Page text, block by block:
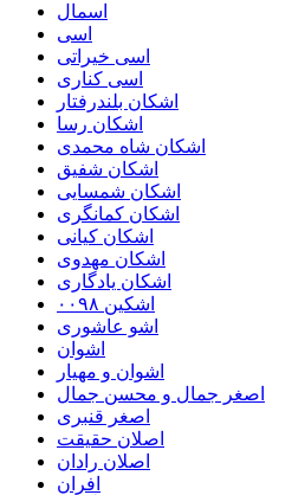
اسمال
اسی
اسی خیراتی
اسی کناری
اشکان بلندرفتار
اشکان رسا
اشکان شاه محمدی
اشکان شفیق
اشکان شمسایی
اشکان‌ کمانگری
اشکان کیانی
اشکان مهدوی
اشکان یادگاری
اشکین ۰۰۹۸
اشو عاشوری
اشوان
اشوان و مهیار
اصغر جمال و محسن جمال
اصغر قنبری
اصلان حقیقت
اصلان رادان
افران